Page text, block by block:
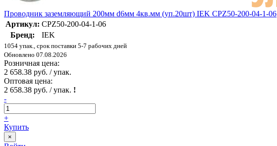
Проводник заземляющий 200мм d6мм 4кв.мм (уп.20шт) IEK CPZ50-200-04-1-06
Артикул: CPZ50-200-04-1-06
Бренд:
IEK
1054 упак., срок поставки 5-7 рабочих дней
Обновлено 07.08.2026
Розничная цена:
2 658.38 руб. / упак.
Оптовая цена:
2 658.38 руб. / упак. !
-
+
Купить
×